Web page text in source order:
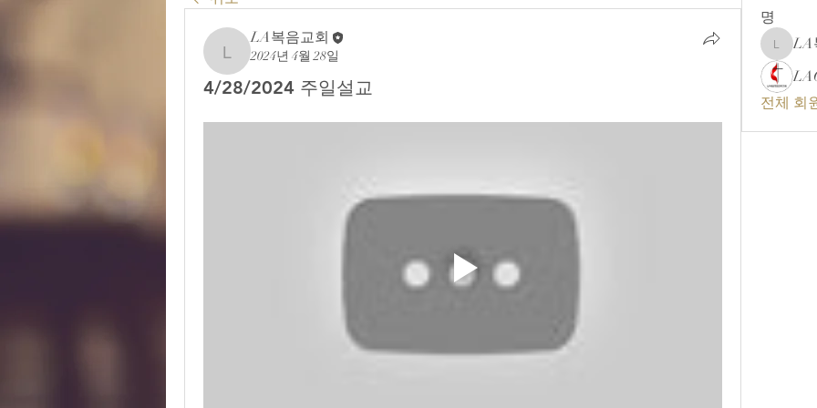
LA복음교회
LA복음교회
2024년 4월 28일
4/28/2024 주일설교
명
LA복음
LA
전체 회